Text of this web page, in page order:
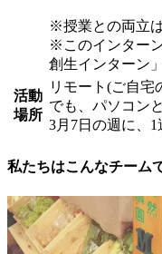
※授業との両立
※このインター
創生インターン
活動
場所
リモート(ご自宅
でも、パソコン
3月7日の週に、1
私たちはこんなチーム